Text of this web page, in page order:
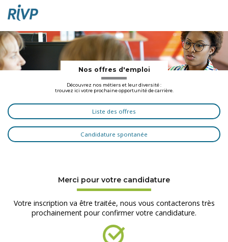
Nos offres d'emploi
Découvrez nos métiers et leur diversité :
trouvez ici votre prochaine opportunité de carrière.
Liste des offres
Candidature spontanée
Merci pour votre candidature
Votre inscription va être traitée, nous vous contacterons très
prochainement pour confirmer votre candidature.